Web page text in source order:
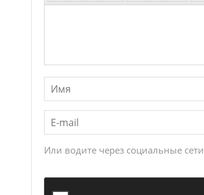
Или водите через социальные сети